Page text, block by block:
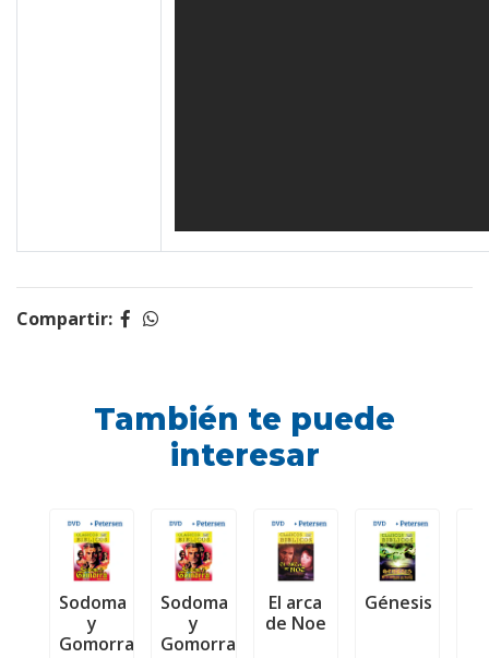
Compartir:
También te puede
interesar
Sodoma
y
Gomorra
Sodoma
y
Gomorra
El arca
de Noe
Génesis